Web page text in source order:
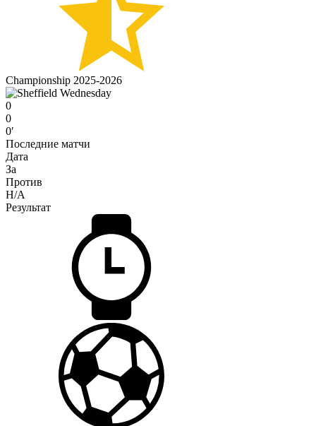
Championship 2025-2026
0
0
0′
Последние матчи
Дата
За
Против
H/A
Результат